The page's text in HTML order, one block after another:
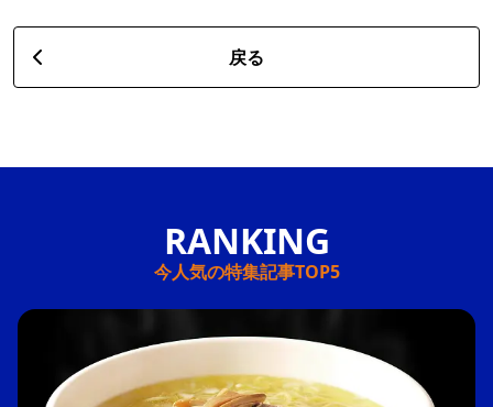
戻る
今人気の特集記事TOP5